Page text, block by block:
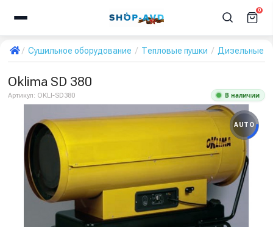
0
Сушильное оборудование Тепловые пушки Дизельные
Oklima SD 380
Артикул: OKLI-SD380 В наличии
AUTO